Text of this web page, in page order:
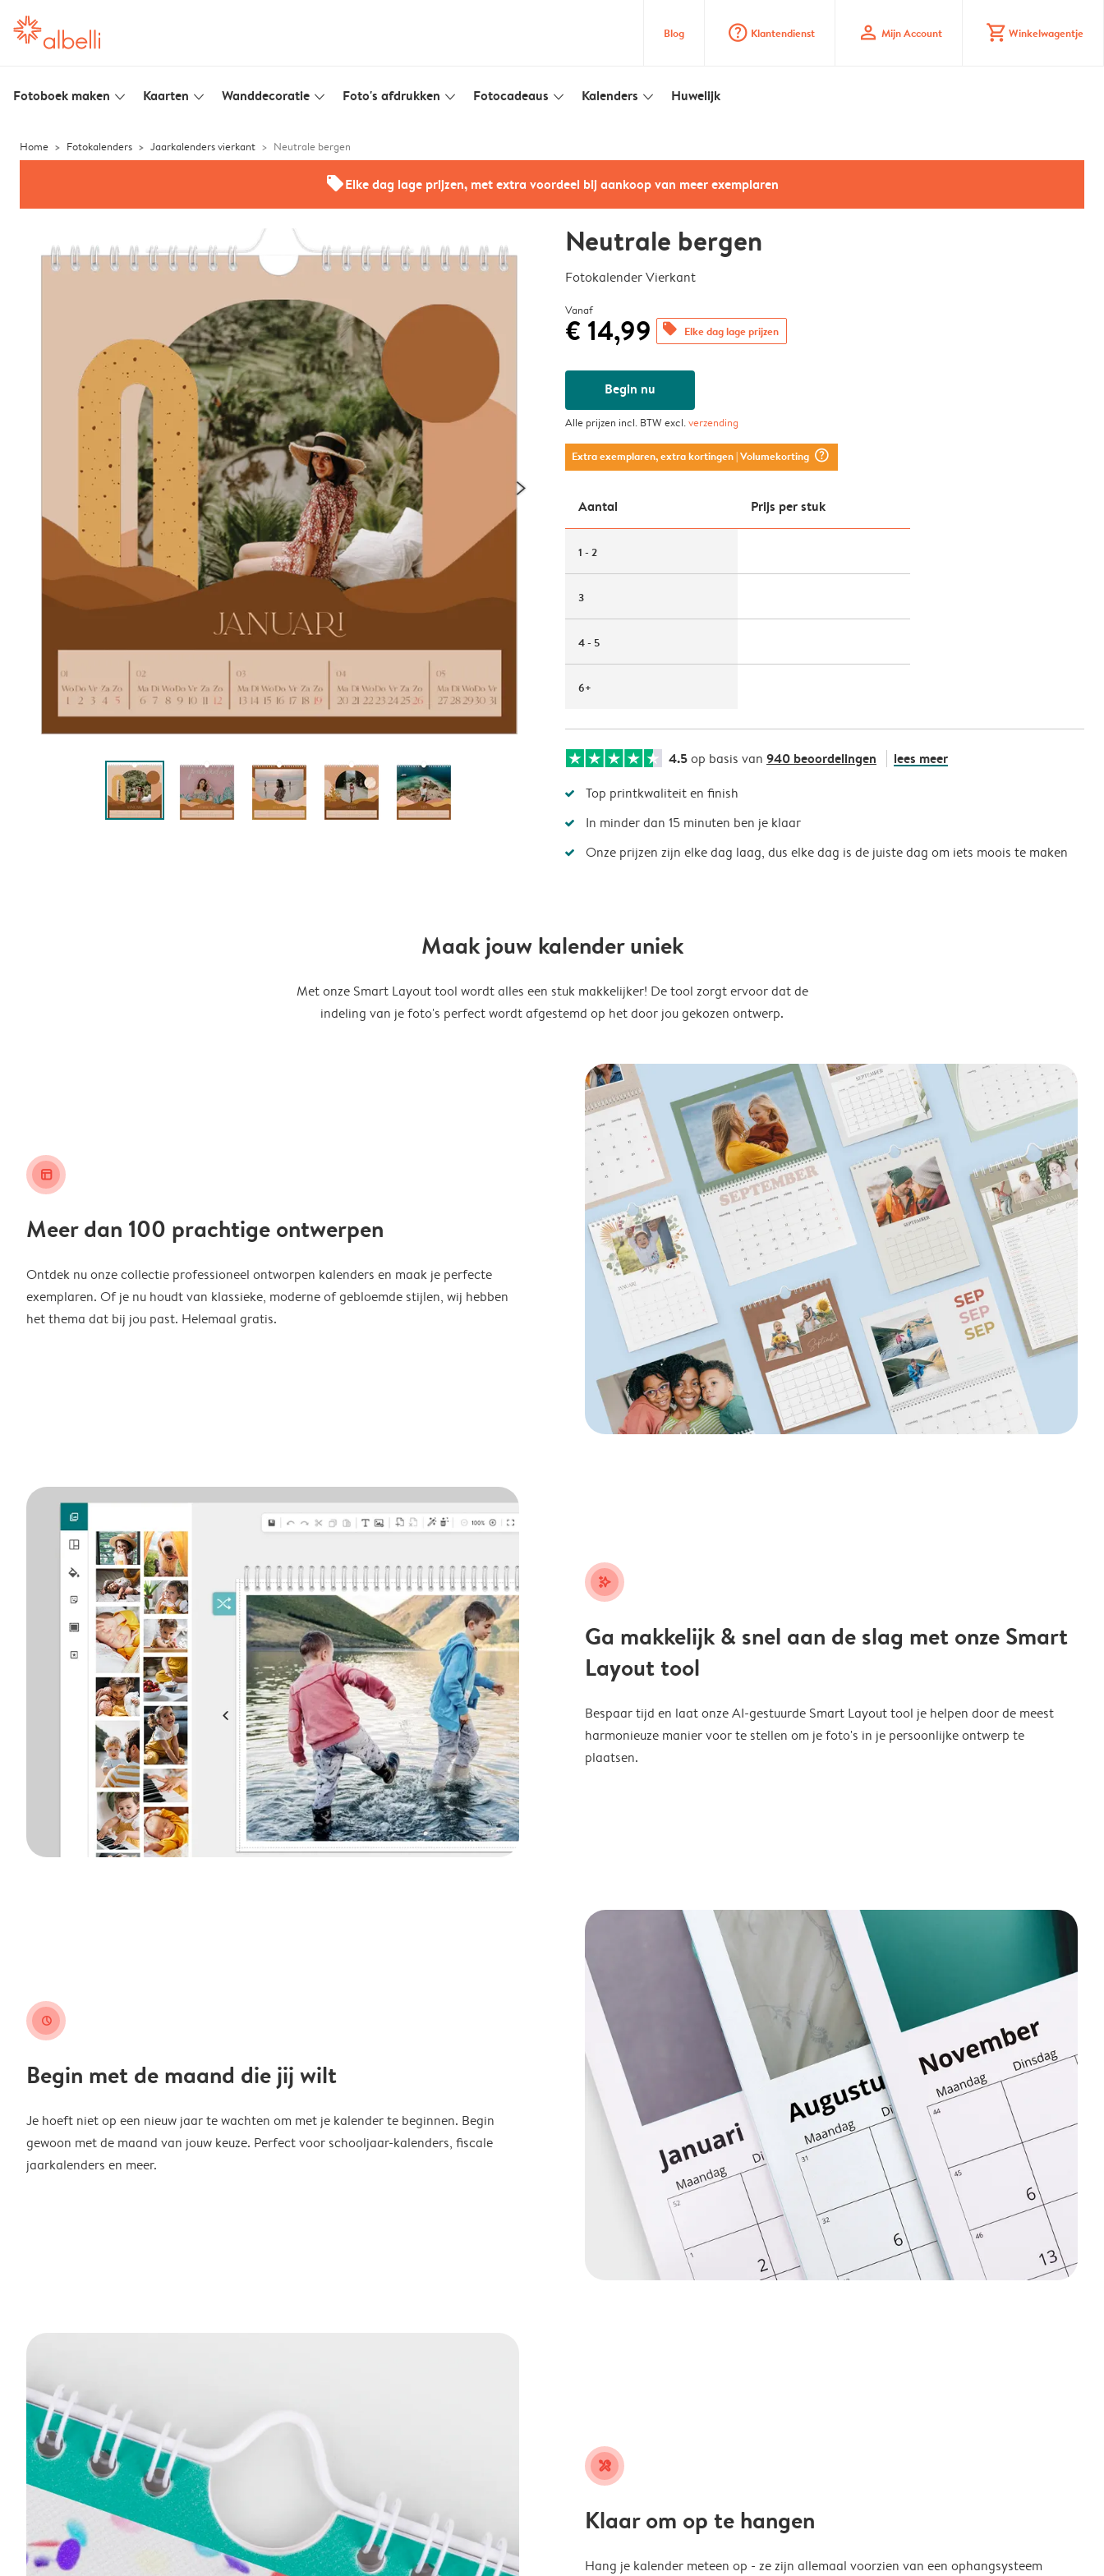
Blog question_mark_circle Klantendienst profile Mijn Account shopping_cart Winkelwagentje
Fotoboek maken slim_arrow_down Kaarten slim_arrow_down Wanddecoratie slim_arrow_down Foto's afdrukken slim_arrow_down Fotocadeaus slim_arrow_down Kalenders slim_arrow_down Huwelijk
Home Fotokalenders Jaarkalenders vierkant Neutrale bergen
offersElke dag lage prijzen, met extra voordeel bij aankoop van meer exemplaren
Neutrale bergen
Fotokalender Vierkant
Vanaf
€ 14,99 offers Elke dag lage prijzen
Begin nu
Alle prijzen incl. BTW excl.verzending
Extra exemplaren, extra kortingen| Volumekorting question_mark_circle
Aantal Prijs per stuk
1 - 2
3
4 - 5
6+
4.5op basis van 940 beoordelingen lees meer
Top printkwaliteit en finish
In minder dan 15 minuten ben je klaar
Onze prijzen zijn elke dag laag, dus elke dag is de juiste dag om iets moois te maken
Maak jouw kalender uniek
Met onze Smart Layout tool wordt alles een stuk makkelijker! De tool zorgt ervoor dat de
indeling van je foto's perfect wordt afgestemd op het door jou gekozen ontwerp.
layout_alt
Meer dan 100 prachtige ontwerpen
Ontdek nu onze collectie professioneel ontworpen kalenders en maak je perfecte
exemplaren. Of je nu houdt van klassieke, moderne of gebloemde stijlen, wij hebben
het thema dat bij jou past. Helemaal gratis.
stars_plus
Ga makkelijk & snel aan de slag met onze Smart
Layout tool
Bespaar tijd en laat onze AI-gestuurde Smart Layout tool je helpen door de meest
harmonieuze manier voor te stellen om je foto's in je persoonlijke ontwerp te
plaatsen.
clock
Begin met de maand die jij wilt
Je hoeft niet op een nieuw jaar te wachten om met je kalender te beginnen. Begin
gewoon met de maand van jouw keuze. Perfect voor schooljaar-kalenders, fiscale
jaarkalenders en meer.
tools
Klaar om op te hangen
Hang je kalender meteen op - ze zijn allemaal voorzien van een ophangsysteem